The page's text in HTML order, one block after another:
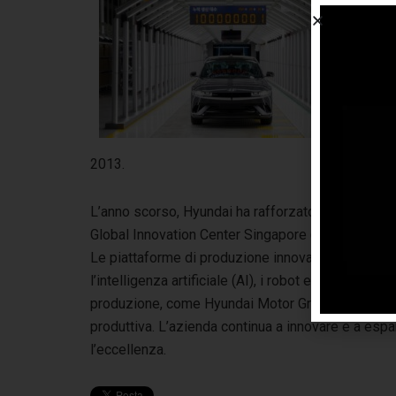
2013.
L’anno scorso, Hyundai ha rafforzato il suo
Global Innovation Center Singapore (HMGICS),
Le piattaforme di produzione innovative e le
l’intelligenza artificiale (AI), i robot e le
produzione, come Hyundai Motor Group
produttiva. L’azienda continua a innovare e a
l’eccellenza.